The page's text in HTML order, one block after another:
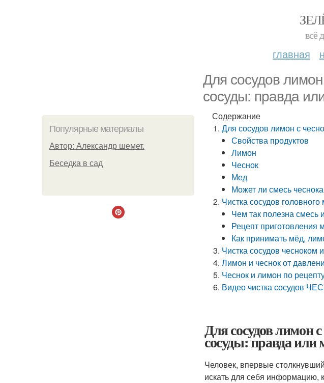
всё
главная
Для сосудов
сосуды: правда
Популярные материалы
Автор: Александр шемет.
Беседка в сад
Содержание
Для сосудов лимон с
Свойства продуктов
Лимон
Чеснок
Мед
Может ли смесь
Чистка сосудов
Чем так полезна смесь
Рецепт приготовления
Как принимать мёд,
Чистка сосудов
Лимон и чеснок от
Чеснок и лимон по
Видео чистка сосудов
Для сосудов лимон
сосуды: правда или
Человек, впервые
искать для себя информацию,